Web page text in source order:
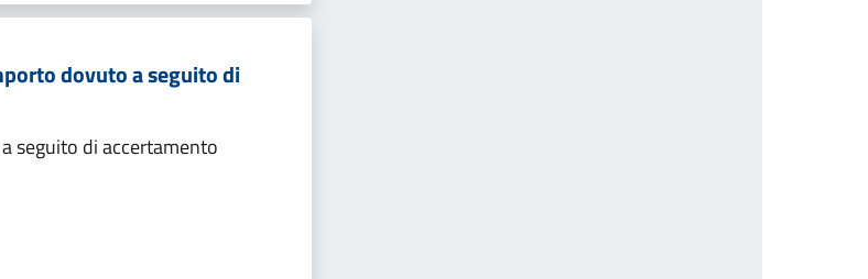
dovuto a seguito di
seguito di accertamento